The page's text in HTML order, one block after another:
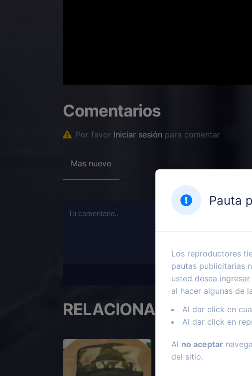
Comentarios
Por favor Iniciar sesión para comentar
Mas nuevo
RELACIONADOS
Pauta
Los reproductores
pautas publicitarias
usted desea
al hacer algunas de
Al dar click en
Al dar click en
Al no aceptar
del sitio.